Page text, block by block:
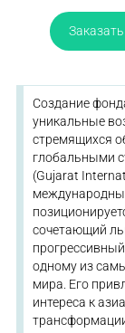
Создание
уникальные
стремящихся
глобальными
(Gujarat
сочетающий
одному из
мира. Его
интереса к